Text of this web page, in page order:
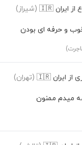
از ایران 🇮🇷 (شیراز)
و حرفه ای بودن
از ایران 🇮🇷 (تهران)
میدم ممنون